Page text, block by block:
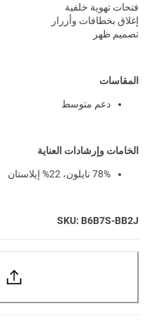
فتحات تهوية خلفية
إغلاق بخطافات وأزرار
تصميم ظهر
المقاسات
دعم متوسط
الخامات وإرشادات العناية
78% نايلون، 22% إيلاستان
SKU: B6B7S-BB2J